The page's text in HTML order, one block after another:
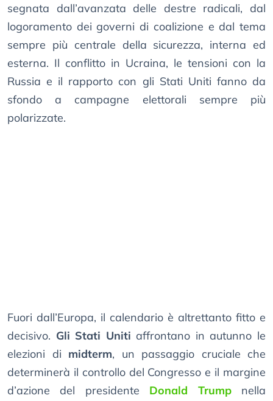
segnata dall’avanzata delle destre radicali, dal
logoramento dei governi di coalizione e dal tema
sempre più centrale della sicurezza, interna ed
esterna. Il conflitto in Ucraina, le tensioni con la
Russia e il rapporto con gli Stati Uniti fanno da
sfondo a campagne elettorali sempre più
polarizzate.
Fuori dall’Europa, il calendario è altrettanto fitto e
decisivo. Gli Stati Uniti affrontano in autunno le
elezioni di midterm, un passaggio cruciale che
determinerà il controllo del Congresso e il margine
d’azione del presidente Donald Trumpnella